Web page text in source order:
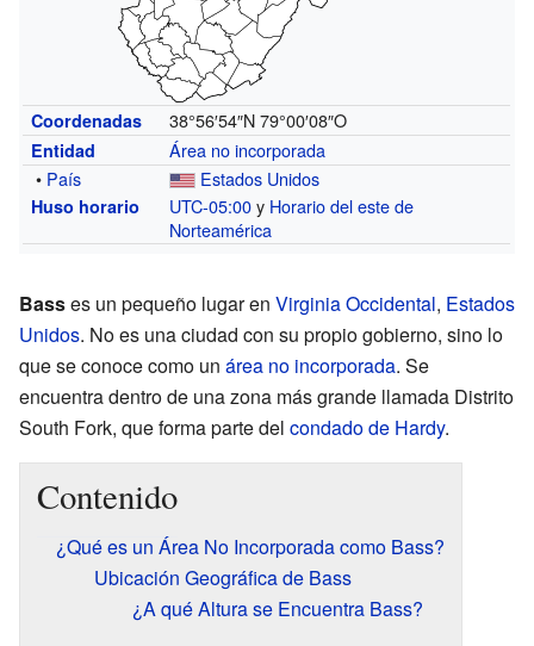
Coordenadas 38°56′54″N 79°00′08″O
Entidad
Área no incorporada
• País Estados Unidos
Huso horario UTC-05:00y Horario del este de
Norteamérica
Basses un pequeño lugar en Virginia Occidental, Estados
Unidos. No es una ciudad con su propio gobierno, sino lo
que se conoce como un área no incorporada. Se
encuentra dentro de una zona más grande llamada Distrito
South Fork, que forma parte del condado de Hardy.
Contenido
¿Qué es un Área No Incorporada como Bass?
Ubicación Geográfica de Bass
¿A qué Altura se Encuentra Bass?